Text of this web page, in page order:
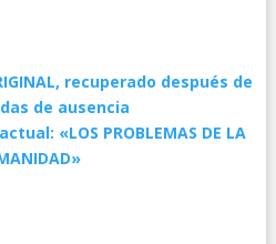
recuperado después de
de ausencia
«LOS PROBLEMAS DE LA